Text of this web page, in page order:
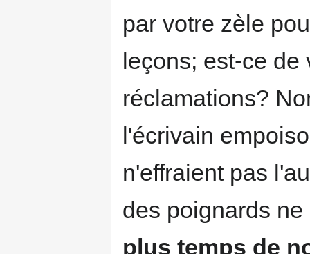
par votre zèle
leçons; est-ce de
réclamations?
l'écrivain
n'effraient pas
des poignards
plus temps de